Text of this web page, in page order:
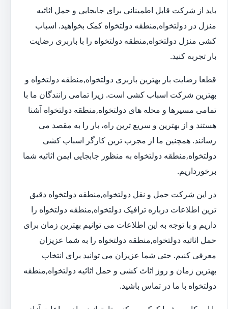
باید از شرکت قابل اطمینانی برای جابجایی و حمل اثاثیه
منزل در دولتخواه,منطقه دولتخواه کمک بخواهید. اسباب
کشی منزل دولتخواه,منطقه دولتخواه را با باربری رضایت
بار تجربه کنید.
قطعا رضایت بار بهترین باربری دولتخواه,منطقه دولتخواه و
بهترین شرکت اسباب کشی است. زیرا تمامی رانندگان ما با
تمامی مسیرها و محله های دولتخواه,منطقه دولتخواه آشنا
هستند و از بهترین و سریع ترین راه، بار را به مقصد می
رسانند. همچنین ما از مجرب ترین کارگر اسباب کشی
دولتخواه,منطقه دولتخواه به منظور جابجایی ایمن اثاثیه شما
برخورداریم.
در این شرکت حمل و نقل دولتخواه,منطقه دولتخواه دقیق
ترین اطلاعات درباره ترافیک دولتخواه,منطقه دولتخواه را
داریم و با توجه به این اطلاعات می توانیم بهترین زمان برای
حمل اثاثیه دولتخواه,منطقه دولتخواه را به شما عزیزان
معرفی کنیم. حتی شما عزیزان می توانید برای انتخاب
بهترین زمان و روز اثاث کشی و حمل اثاثیه دولتخواه,منطقه
دولتخواه با ما در تماس باشید.